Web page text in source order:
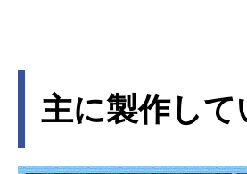
主に製作して